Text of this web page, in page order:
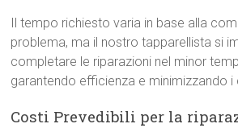
Il tempo richiesto varia in base alla
problema, ma il nostro tapparellista si
completare le riparazioni nel minor
garantendo efficienza e minimizzando i
Costi Prevedibili per la